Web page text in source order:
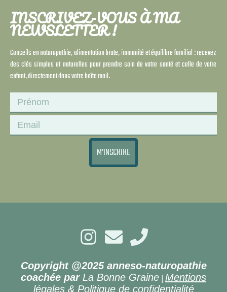
INSCRIVEZ-VOUS À MA
NEWSLETTER !
Conseils en naturopathie, alimentation brute, immunité et équilibre familial : recevez
des clés simples et naturelles pour prendre soin de votre santé et celle de votre
enfant, directement dans votre boîte mail.
M'INSCRIRE
Copyright @2025 anneso-naturopathie
coachée par La Bonne Graine Mentions
légales & Politique de confidentialité